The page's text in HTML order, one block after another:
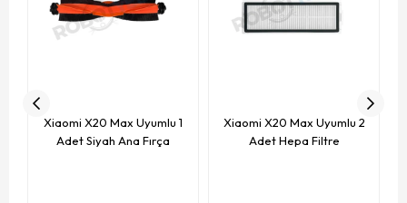
Xiaomi X20 Max Uyumlu 1
Adet Siyah Ana Fırça
Xiaomi X20 Max Uyumlu 2
Adet Hepa Filtre